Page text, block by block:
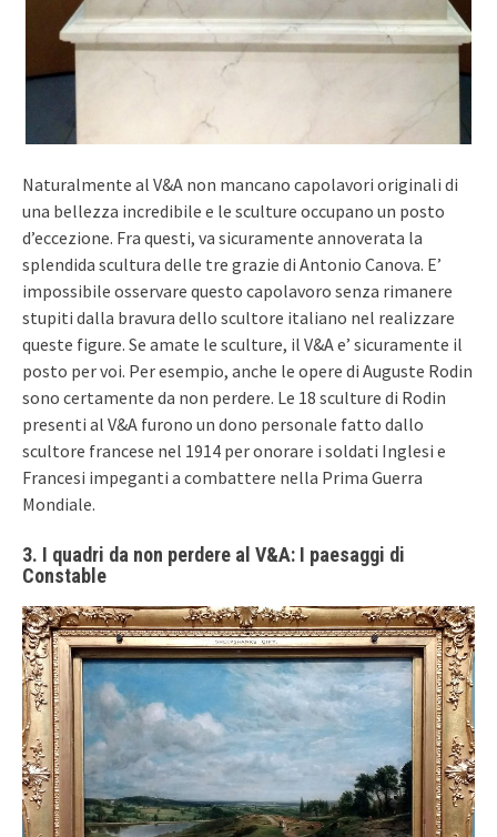
Naturalmente al V&A non mancano capolavori originali di
una bellezza incredibile e le sculture occupano un posto
d’eccezione. Fra questi, va sicuramente annoverata la
splendida scultura delle tre grazie di Antonio Canova. E’
impossibile osservare questo capolavoro senza rimanere
stupiti dalla bravura dello scultore italiano nel realizzare
queste figure. Se amate le sculture, il V&A e’ sicuramente il
posto per voi. Per esempio, anche le opere di Auguste Rodin
sono certamente da non perdere. Le 18 sculture di Rodin
presenti al V&A furono un dono personale fatto dallo
scultore francese nel 1914 per onorare i soldati Inglesi e
Francesi impeganti a combattere nella Prima Guerra
Mondiale.
3. I quadri da non perdere al V&A: I paesaggi di
Constable